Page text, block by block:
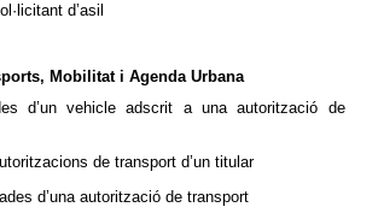
d’asil
Mobilitat i Agenda Urbana
d’un vehicle adscrit a una autorització de
de transport d’un titular
d’una autorització de transport